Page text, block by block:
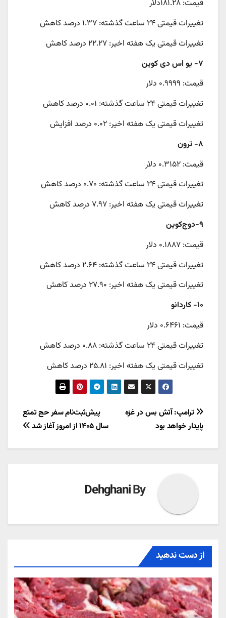
قیمت: ۱۸۱.۲۸دلار
تغییرات قیمتی ۲۴ ساعت گذشته: ۱.۳۷ درصد کاهش
تغییرات قیمتی یک هفته اخیر: ۲۲.۲۷ درصد کاهش
۷- یو اس دی کوین
قیمت: ۰.۹۹۹۹ دلار
تغییرات قیمتی ۲۴ ساعت گذشته: ۰.۰۱ درصد کاهش
تغییرات قیمتی یک هفته اخیر: ۰.۰۲ درصد افزایش
۸- ترون
قیمت: ۰.۳۱۵۲ دلار
تغییرات قیمتی ۲۴ ساعت گذشته: ۰.۷۰ درصد کاهش
تغییرات قیمتی یک هفته اخیر: ۷.۹۷ درصد کاهش
۹-دوج‌کوین
قیمت: ۰.۱۸۸۷ دلار
تغییرات قیمتی ۲۴ ساعت گذشته: ۲.۶۴ درصد کاهش
تغییرات قیمتی یک هفته اخیر: ۲۷.۹۰ درصد کاهش
۱۰- کاردانو
قیمت: ۰.۶۴۶۱ دلار
تغییرات قیمتی ۲۴ ساعت گذشته: ۰.۸۸ درصد کاهش
تغییرات قیمتی یک هفته اخیر: ۲۵.۸۱ درصد کاهش
راهبری
نوشته
پیش‌ثبت‌نام سفر حج تمتع
سال ۱۴۰۵ از امروز آغاز شد
ترامپ: آتش بس در غزه
پایدار خواهد بود
By
Dehghani
از دست ندهید